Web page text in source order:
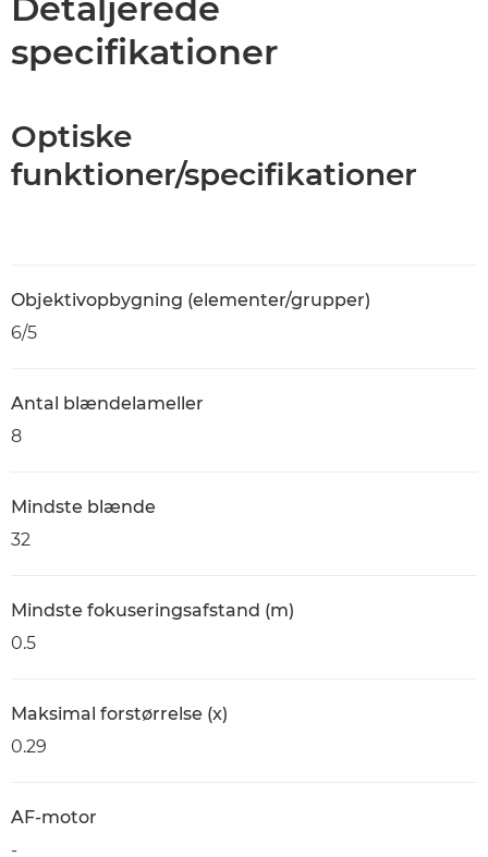
specifikationer
Optiske
funktioner/specifikationer
Objektivopbygning (elementer/grupper)
6/5
Antal blændelameller
8
Mindste blænde
32
Mindste fokuseringsafstand (m)
0.5
Maksimal forstørrelse (x)
0.29
AF-motor
-